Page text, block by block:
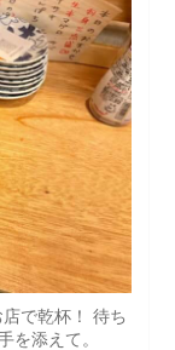
で乾杯！ 待ち
を添えて。